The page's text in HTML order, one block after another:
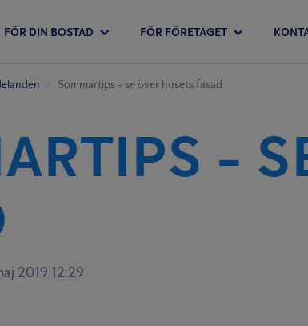
FÖR DIN BOSTAD FÖR FÖRETAGET
Sommartips - se över husets fasad
-
2019 12:29